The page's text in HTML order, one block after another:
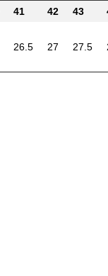
41 42 43
26.5 27 27.5